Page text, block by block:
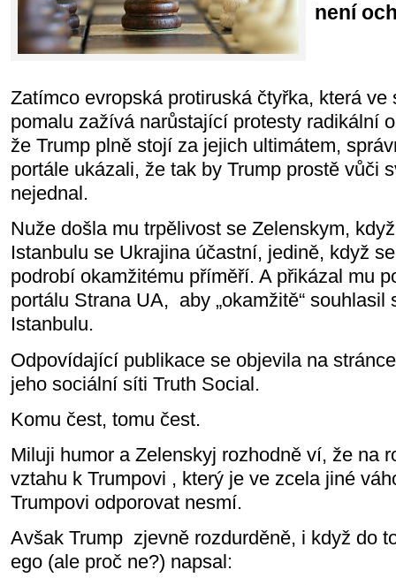
není
Zatímco evropská protiruská čtyřka, která
pomalu zažívá narůstající protesty radikální
že Trump plně stojí za jejich ultimátem,
portále ukázali, že tak by Trump prostě vůči
nejednal.
Nuže došla mu trpělivost se Zelenskym,
Istanbulu se Ukrajina účastní, jedině, když
podrobí okamžitému příměří. A přikázal mu
portálu Strana UA, aby „okamžitě“
Istanbulu.
Odpovídající publikace se objevila na
jeho sociální síti Truth Social.
Komu čest, tomu čest.
Miluji humor a Zelenskyj rozhodně ví, že na
vztahu k Trumpovi , který je ve zcela jiné
Trumpovi odporovat nesmí.
Avšak Trump zjevně rozdurděně, i když do
ego (ale proč ne?) napsal: